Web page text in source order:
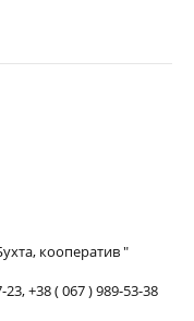
кооператив "
+38 ( 067 ) 989-53-38